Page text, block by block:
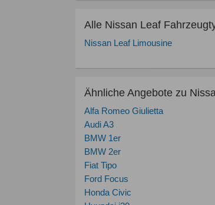
Alle Nissan Leaf
Nissan Leaf Limousine
Ähnliche Angebote zu
Alfa Romeo Giulietta
Audi A3
BMW 1er
BMW 2er
Fiat Tipo
Ford Focus
Honda Civic